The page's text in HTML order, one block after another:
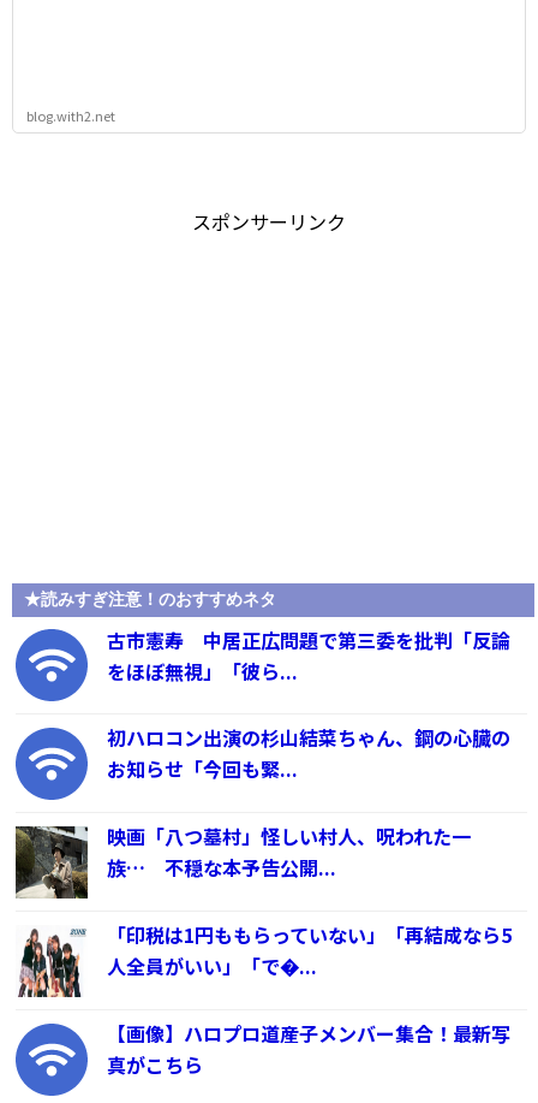
blog.with2.net
スポンサーリンク
★読みすぎ注意！のおすすめネタ
古市憲寿 中居正広問題で第三委を批判「反論
をほぼ無視」「彼ら...
初ハロコン出演の杉山結菜ちゃん、鋼の心臓の
お知らせ「今回も緊...
映画「八つ墓村」怪しい村人、呪われた一
族… 不穏な本予告公開...
「印税は1円ももらっていない」「再結成なら5
人全員がいい」「で�...
【画像】ハロプロ道産子メンバー集合！最新写
真がこちら